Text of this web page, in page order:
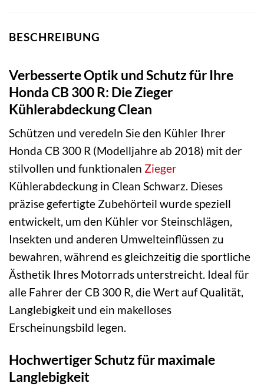
BESCHREIBUNG
Verbesserte Optik und Schutz für Ihre
Honda CB 300 R: Die Zieger
Kühlerabdeckung Clean
Schützen und veredeln Sie den Kühler Ihrer
Honda CB 300 R (Modelljahre ab 2018) mit der
stilvollen und funktionalen Zieger
Kühlerabdeckung in Clean Schwarz. Dieses
präzise gefertigte Zubehörteil wurde speziell
entwickelt, um den Kühler vor Steinschlägen,
Insekten und anderen Umwelteinflüssen zu
bewahren, während es gleichzeitig die sportliche
Ästhetik Ihres Motorrads unterstreicht. Ideal für
alle Fahrer der CB 300 R, die Wert auf Qualität,
Langlebigkeit und ein makelloses
Erscheinungsbild legen.
Hochwertiger Schutz für maximale
Langlebigkeit